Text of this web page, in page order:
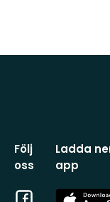
Följ
oss
Facebook
Ladda
app
App